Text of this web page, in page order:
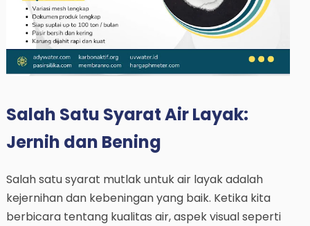
Salah Satu Syarat Air Layak:
Jernih dan Bening
Salah satu syarat mutlak untuk air layak adalah
kejernihan dan kebeningan yang baik. Ketika kita
berbicara tentang kualitas air, aspek visual seperti